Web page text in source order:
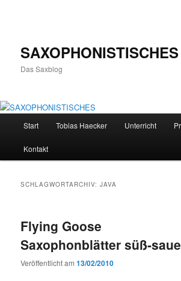
SAXOPHONISTISCHES
Das Saxblog
Start Tobias Haecker Unterricht
Kontakt
SCHLAGWORTARCHIV:JAVA
Flying Goose
Saxophonblätter süß-
Veröffentlicht am13/02/2010